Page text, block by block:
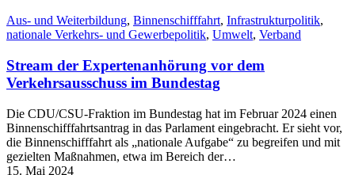
Aus- und Weiterbildung, Binnenschifffahrt, Infrastrukturpolitik,
nationale Verkehrs- und Gewerbepolitik, Umwelt, Verband
Stream der Expertenanhörung vor dem
Verkehrsausschuss im Bundestag
Die CDU/CSU-Fraktion im Bundestag hat im Februar 2024 einen
Binnenschifffahrtsantrag in das Parlament eingebracht. Er sieht vor,
die Binnenschifffahrt als „nationale Aufgabe“ zu begreifen und mit
gezielten Maßnahmen, etwa im Bereich der…
15. Mai 2024